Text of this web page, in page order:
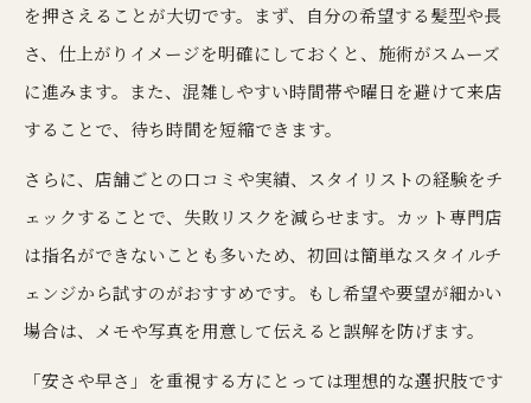
を押さえることが大切です。まず、自分の希望する髪型や長
さ、仕上がりイメージを明確にしておくと、施術がスムーズ
に進みます。また、混雑しやすい時間帯や曜日を避けて来店
することで、待ち時間を短縮できます。
さらに、店舗ごとの口コミや実績、スタイリストの経験をチ
ェックすることで、失敗リスクを減らせます。カット専門店
は指名ができないことも多いため、初回は簡単なスタイルチ
ェンジから試すのがおすすめです。もし希望や要望が細かい
場合は、メモや写真を用意して伝えると誤解を防げます。
「安さや早さ」を重視する方にとっては理想的な選択肢です